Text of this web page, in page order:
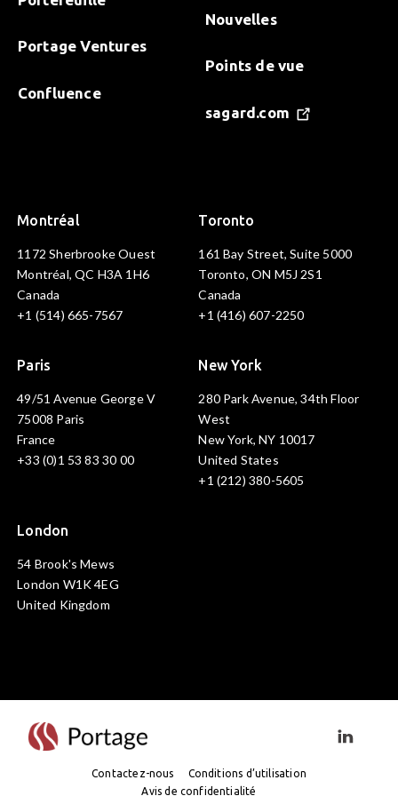
Portage Ventures
Confluence
Nouvelles
Points de vue
sagard.com
Montréal
1172 Sherbrooke Ouest
Montréal, QC H3A 1H6
Canada
+1 (514) 665-7567
Toronto
161 Bay Street, Suite 5000
Toronto, ON M5J 2S1
Canada
+1 (416) 607-2250
Paris
49/51 Avenue George V
75008 Paris
France
+33 (0)1 53 83 30 00
New York
280 Park Avenue, 34th Floor
West
New York, NY 10017
United States
+1 (212) 380-5605
London
54 Brook's Mews
London W1K 4EG
United Kingdom
Contactez-nous
Conditions d’utilisation
Avis de confidentialité